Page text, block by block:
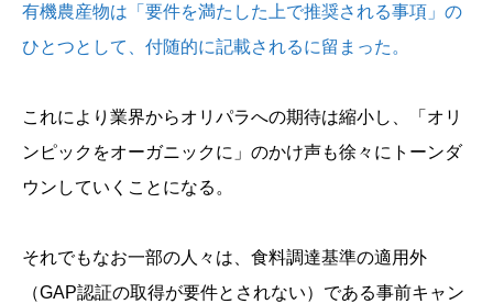
有機農産物は「要件を満たした上で推奨される事項」の
ひとつとして、付随的に記載されるに留まった。
これにより業界からオリパラへの期待は縮小し、「オリ
ンピックをオーガニックに」のかけ声も徐々にトーンダ
ウンしていくことになる。
それでもなお一部の人々は、食料調達基準の適用外
（GAP認証の取得が要件とされない）である事前キャン